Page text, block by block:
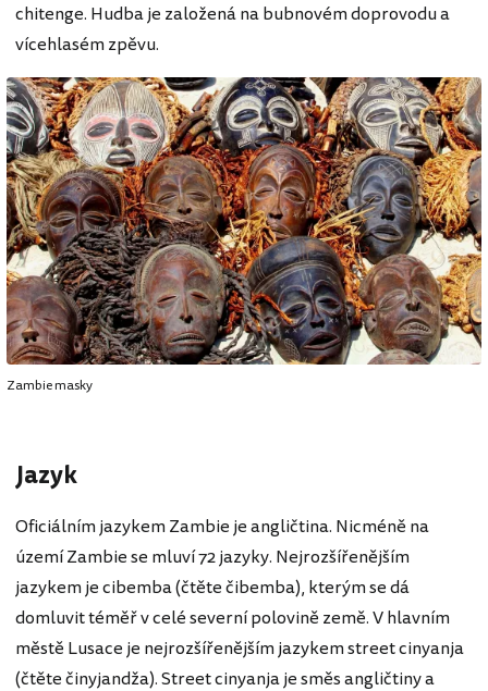
chitenge. Hudba je založená na bubnovém doprovodu a
vícehlasém zpěvu.
Zambie masky
Jazyk
Oficiálním jazykem Zambie je angličtina. Nicméně na
území Zambie se mluví 72 jazyky. Nejrozšířenějším
jazykem je cibemba (čtěte čibemba), kterým se dá
domluvit téměř v celé severní polovině země. V hlavním
městě Lusace je nejrozšířenějším jazykem street cinyanja
(čtěte činyjandža). Street cinyanja je směs angličtiny a